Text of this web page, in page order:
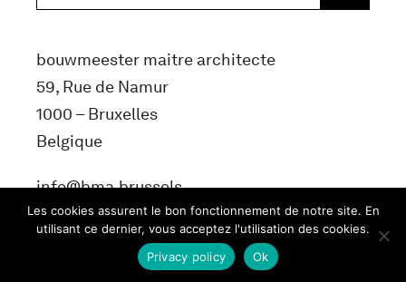
bouwmeester maitre architecte
59, Rue de Namur
1000 – Bruxelles
Belgique
info@bma.brussels
Les cookies assurent le bon fonctionnement de notre site. En
utilisant ce dernier, vous acceptez l'utilisation des cookies.
Ok
Privacy policy